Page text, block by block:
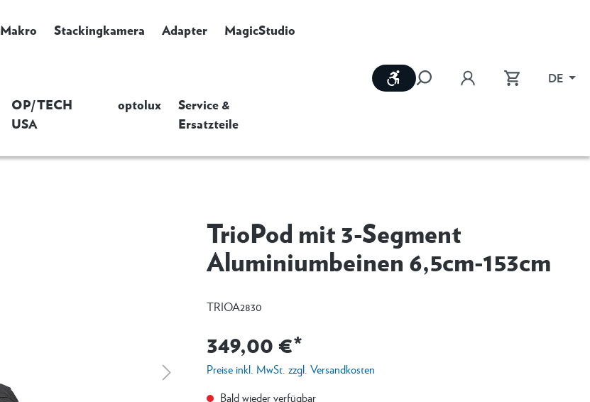
Makro Stackingkamera Adapter MagicStudio
OP/TECH
USA
optolux
Service &
Ersatzteile
Werkzeugleiste anzeigen DE
TrioPod mit 3-Segment
Aluminiumbeinen 6,5cm-153cm
TRIOA2830
349,00 €*
Preise inkl. MwSt. zzgl. Versandkosten
Bald wieder verfügbar